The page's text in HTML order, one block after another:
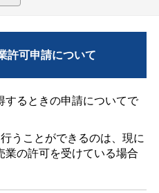
許可申請について
するときの申請についてで
うことができるのは、現に
の許可を受けている場合